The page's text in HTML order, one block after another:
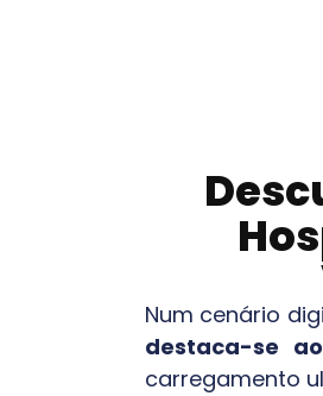
Num cenário
destaca-se
carregamento